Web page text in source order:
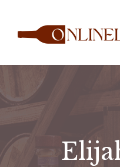
contenido